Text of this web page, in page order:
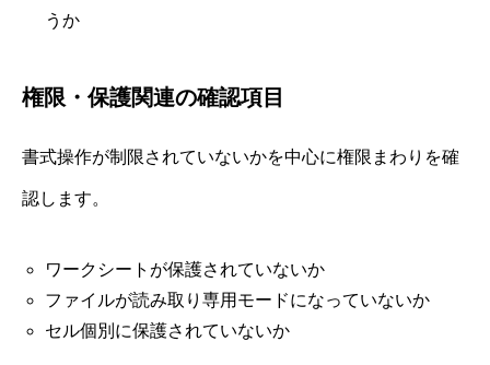
うか
権限・保護関連の確認項目
書式操作が制限されていないかを中心に権限まわりを確
認します。
ワークシートが保護されていないか
ファイルが読み取り専用モードになっていないか
セル個別に保護されていないか